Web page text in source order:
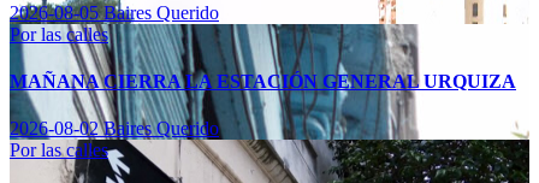
2026-08-05Baires Querido
Por las calles
MAÑANA CIERRA LA ESTACIÓN GENERAL URQUIZA
2026-08-02Baires Querido
Por las calles